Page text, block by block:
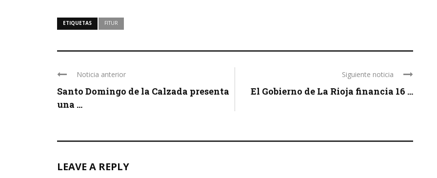
ETIQUETAS FITUR
Noticia anterior
Santo Domingo de la Calzada presenta
una ...
Siguiente noticia
El Gobierno de La Rioja financia 16 ...
LEAVE A REPLY